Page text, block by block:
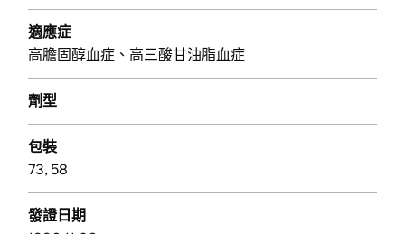
適應症
高膽固醇血症、高三酸甘油脂血症
劑型
包裝
73, 58
發證日期